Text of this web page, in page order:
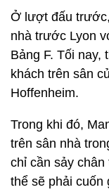
Ở lượt đấu
nhà trước Lyon
Bảng F. Tối nay,
khách trên sân
Hoffenheim.
Trong khi đó,
trên sân nhà
chỉ cần sảy
thể sẽ phải cuốn